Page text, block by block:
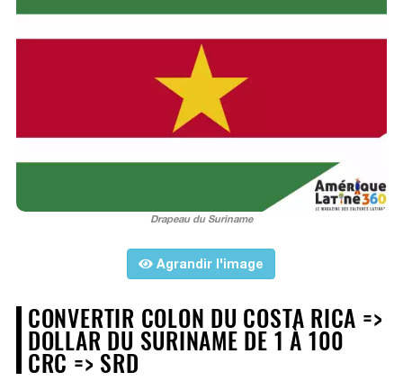
Drapeau du Suriname
Agrandir l'image
CONVERTIR COLON DU COSTA RICA =>
DOLLAR DU SURINAME DE 1 À 100
CRC => SRD